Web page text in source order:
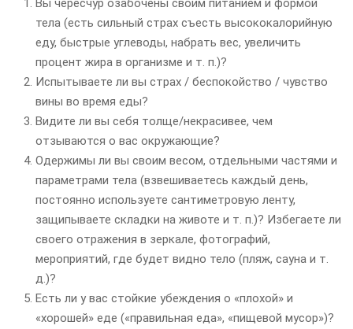
тела (есть сильный страх съесть высококалорийную
еду, быстрые углеводы, набрать вес, увеличить
процент жира в организме и т. п.)?
Испытываете ли вы страх / беспокойство / чувство
вины во время еды?
Видите ли вы себя толще/некрасивее, чем
отзываются о вас окружающие?
Одержимы ли вы своим весом, отдельными частями и
параметрами тела (взвешиваетесь каждый день,
постоянно используете сантиметровую ленту,
защипываете складки на животе и т. п.)? Избегаете ли
своего отражения в зеркале, фотографий,
мероприятий, где будет видно тело (пляж, сауна и т.
д.)?
Есть ли у вас стойкие убеждения о «плохой» и
«хорошей» еде («правильная еда», «пищевой мусор»)?